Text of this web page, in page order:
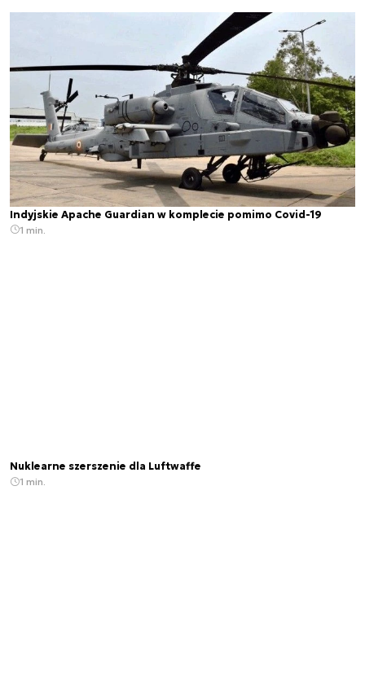
Indyjskie Apache Guardian w komplecie pomimo Covid-19
1 min.
Nuklearne szerszenie dla Luftwaffe
1 min.